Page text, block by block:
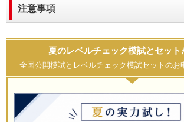
注意事項
夏のレベルチェック模試とセット
全国公開模試とレベルチェック模試セットのお